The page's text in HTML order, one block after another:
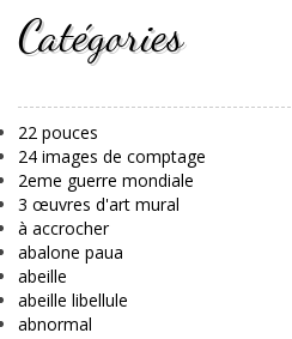
Catégories
22 pouces
24 images de comptage
2eme guerre mondiale
3 œuvres d'art mural
à accrocher
abalone paua
abeille
abeille libellule
abnormal